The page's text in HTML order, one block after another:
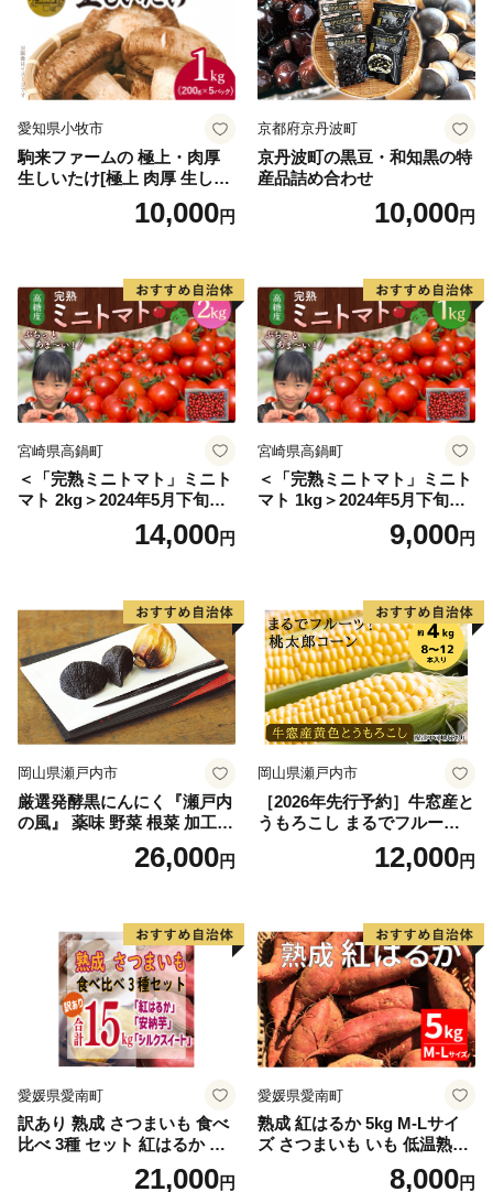
長和町の潤沢な自然資源を生かした返礼品が多くござい
ます。
ふるさと納税がきっかけで長和町を知った方はぜひ、お
空気がうまい。水がうまい。野菜がうまい。星がきれ
い。
しいただけます。
愛知県小牧市
駒来ファームの 極上・肉厚
生しいたけ[極上 肉厚 生しい
たけ 生シイタケ 生椎茸 安心
安全 国産 採れたて 新鮮 きの
10,000円
京都府京丹波町
京丹波町の黒豆・和知黒の特
産品詰め合わせ
10,000円
宮崎県高鍋町
＜「完熟ミニトマト」ミニト
マト 2kg＞2024年5月下旬迄
に順次出荷 野菜ソムリエサ
ミット アルル・リリカ共に
県 高鍋町産 産地直送 有機肥
料使用 高糖度 西森農園
14,000円
宮崎県高鍋町
＜「完熟ミニトマト」ミニト
マト 1kg＞2024年5月下旬迄
に順次出荷 野菜ソムリエサ
ミット アルル・リリカ共に
県 高鍋町産 産地直送 有機肥
料使用 高糖度 西森農園
9,000円
岡山県瀬戸内市
厳選発酵黒にんにく『瀬戸内
の風』 薬味 野菜 根菜 加工食
26,000円
岡山県瀬戸内市
［2026年先行予約］牛窓産と
うもろこし まるでフルー
ツ！最高糖度25度超え 生で
甘い、茹でて美味い！ 黄色
野菜
12,000円
愛媛県愛南町
訳あり 熟成 さつまいも 食べ
比べ 3種 セット 紅はるか 安
納芋 シルクスイート 合計 15
kg サイズ混合 サツマイモ 焼
21,000円
愛媛県愛南町
熟成 紅はるか 5kg M-Lサイ
ズ さつまいも いも 低温熟成
完全熟成収穫 甘い 糖度 焼き
芋 やきいも スイートポテト
8,000円